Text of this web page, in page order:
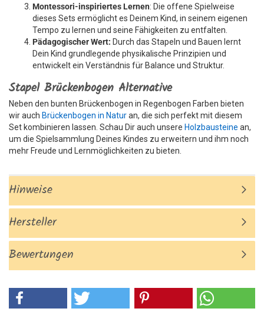
Montessori-inspiriertes Lernen: Die offene Spielweise
dieses Sets ermöglicht es Deinem Kind, in seinem eigenen
Tempo zu lernen und seine Fähigkeiten zu entfalten.
Pädagogischer Wert: Durch das Stapeln und Bauen lernt
Dein Kind grundlegende physikalische Prinzipien und
entwickelt ein Verständnis für Balance und Struktur.
Stapel Brückenbogen Alternative
Neben den bunten Brückenbogen in Regenbogen Farben bieten
wir auch Brückenbogen in Naturan, die sich perfekt mit diesem
Set kombinieren lassen. Schau Dir auch unsere Holzbausteine an,
um die Spielsammlung Deines Kindes zu erweitern und ihm noch
mehr Freude und Lernmöglichkeiten zu bieten.
Hinweise
Hersteller
Bewertungen